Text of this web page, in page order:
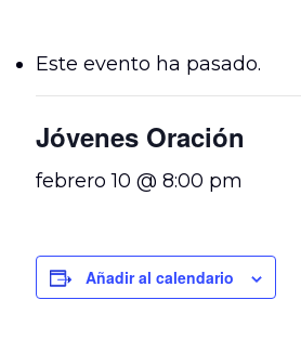
Este evento ha pasado.
Jóvenes Oración
febrero 10 @ 8:00 pm
Añadir al calendario